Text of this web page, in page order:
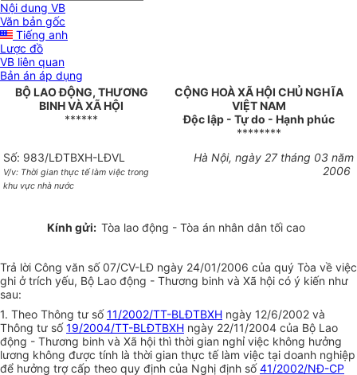
Nội dung VB
Văn bản gốc
Tiếng anh
Lược đồ
VB liên quan
Bản án áp dụng
BỘ LAO ĐỘNG, THƯƠNG
BINH VÀ XÃ HỘI
******
CỘNG HOÀ XÃ HỘI CHỦ NGHĨA
VIỆT NAM
Độc lập - Tự do - Hạnh phúc
********
Số: 983/LĐTBXH-LĐVL
V/v: Thời gian thực tế làm việc trong
khu vực nhà nước
Hà Nội, ngày 27 tháng 03 năm
2006
Kính gửi: Tòa lao động - Tòa án nhân dân tối cao
Trả lời Công văn số 07/CV-LĐ ngày 24/01/2006 của quý Tòa về việc
ghi ở trích yếu, Bộ Lao động - Thương binh và Xã hội có ý kiến như
sau:
1. Theo Thông tư số11/2002/TT-BLĐTBXH ngày 12/6/2002 và
Thông tư số19/2004/TT-BLĐTBXH ngày 22/11/2004 của Bộ Lao
động - Thương binh và Xã hội thì thời gian nghỉ việc không hưởng
lương không được tính là thời gian thực tế làm việc tại doanh nghiệp
để hưởng trợ cấp theo quy định của Nghị định số41/2002/NĐ-CP